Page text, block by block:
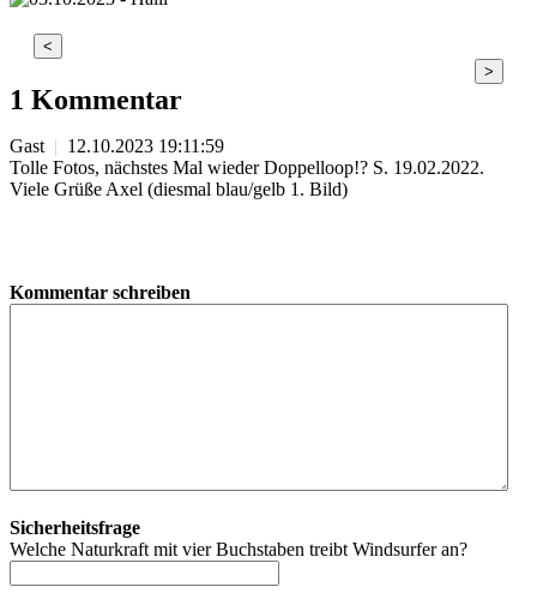
<
>
1 Kommentar
Gast | 12.10.2023 19:11:59
Tolle Fotos, nächstes Mal wieder Doppelloop!? S. 19.02.2022.
Viele Grüße Axel (diesmal blau/gelb 1. Bild)
Kommentar schreiben
Sicherheitsfrage
Welche Naturkraft mit vier Buchstaben treibt Windsurfer an?